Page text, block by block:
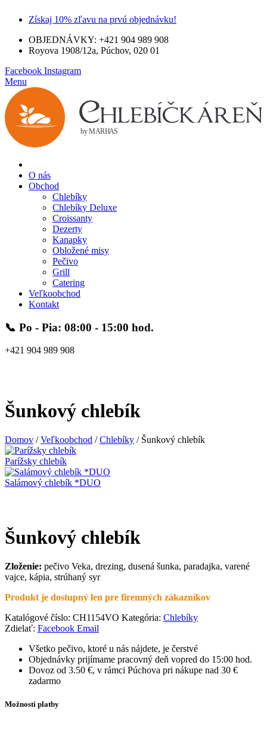
Získaj 10% zľavu na prvú objednávku!
OBJEDNÁVKY: +421 904 989 908
Royova 1908/12a, Púchov, 020 01
Facebook Instagram
Menu
O nás
Obchod
Chlebíky
Chlebíky Deluxe
Croissanty
Dezerty
Kanapky
Obložené misy
Pečivo
Grill
Catering
Veľkoobchod
Kontakt
📞 Po - Pia: 08:00 - 15:00 hod.
+421 904 989 908
Šunkový chlebík
Domov /Veľkoobchod /Chlebíky / Šunkový chlebík
Parížsky chlebík
Salámový chlebík *DUO
Šunkový chlebík
Zloženie: pečivo Veka, drezing, dusená šunka, paradajka, varené
vajce, kápia, strúhaný syr
Produkt je dostupný len pre firemných zákazníkov
Katalógové číslo: CH1154VO Kategória: Chlebíky
Zdielať: Facebook Email
Všetko pečivo, ktoré u nás nájdete, je čerstvé
Objednávky prijímame pracovný deň vopred do 15:00 hod.
Dovoz od 3.50 €, v rámci Púchova pri nákupe nad 30 €
zadarmo
Možnosti platby